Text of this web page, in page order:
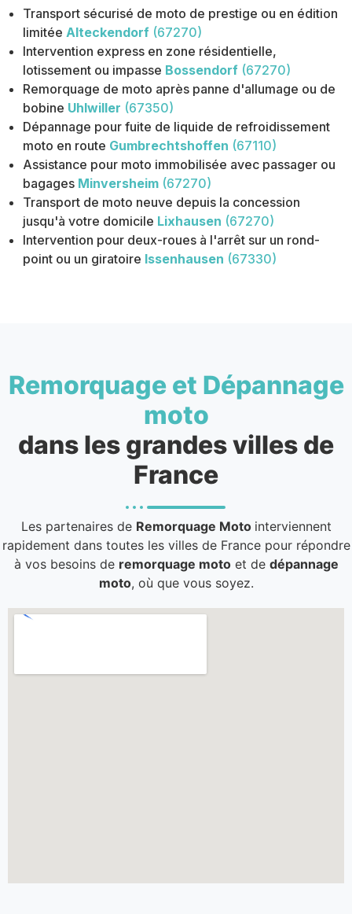
Transport sécurisé de moto de prestige ou en édition
limitée Alteckendorf (67270)
Intervention express en zone résidentielle,
lotissement ou impasse Bossendorf (67270)
Remorquage de moto après panne d'allumage ou de
bobine Uhlwiller (67350)
Dépannage pour fuite de liquide de refroidissement
moto en route Gumbrechtshoffen (67110)
Assistance pour moto immobilisée avec passager ou
bagages Minversheim (67270)
Transport de moto neuve depuis la concession
jusqu'à votre domicile Lixhausen (67270)
Intervention pour deux-roues à l'arrêt sur un rond-
point ou un giratoire Issenhausen (67330)
Remorquage et Dépannage
moto
dans les grandes villes de
France
Les partenaires de Remorquage Moto interviennent
rapidement dans toutes les villes de France pour répondre
à vos besoins de remorquage motoet de dépannage
moto, où que vous soyez.